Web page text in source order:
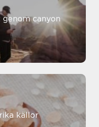
canyon
källor